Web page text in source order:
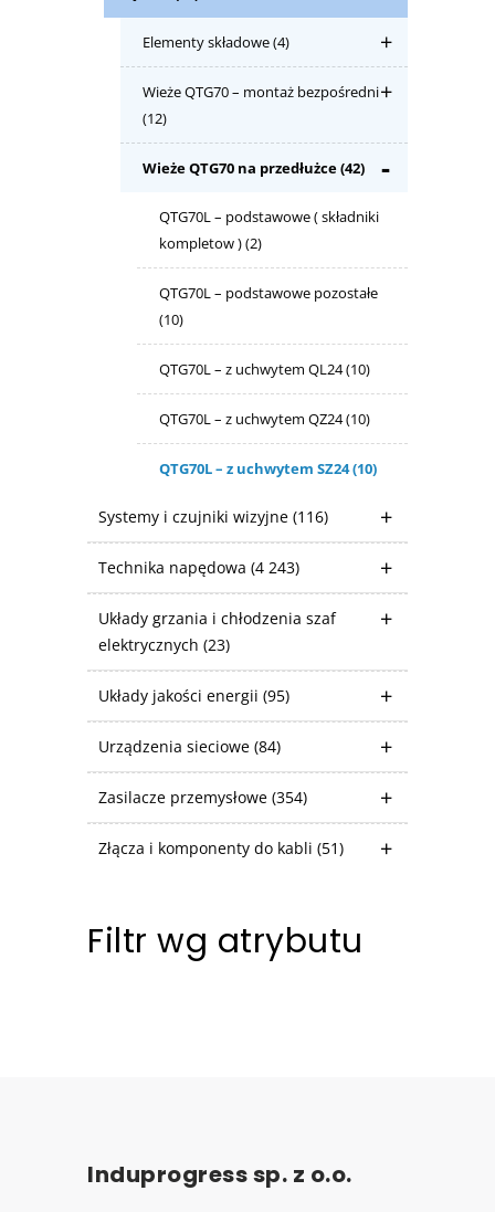
Elementy składowe(4)
Wieże QTG70 – montaż bezpośredni
(12)
Wieże QTG70 na przedłużce(42)
QTG70L – podstawowe ( składniki
kompletow )(2)
QTG70L – podstawowe pozostałe
(10)
QTG70L – z uchwytem QL24(10)
QTG70L – z uchwytem QZ24(10)
QTG70L – z uchwytem SZ24(10)
Systemy i czujniki wizyjne (116)
Technika napędowa (4 243)
Układy grzania i chłodzenia szaf
elektrycznych (23)
Układy jakości energii (95)
Urządzenia sieciowe (84)
Zasilacze przemysłowe (354)
Złącza i komponenty do kabli (51)
Filtr wg atrybutu
Induprogress sp. z o.o.